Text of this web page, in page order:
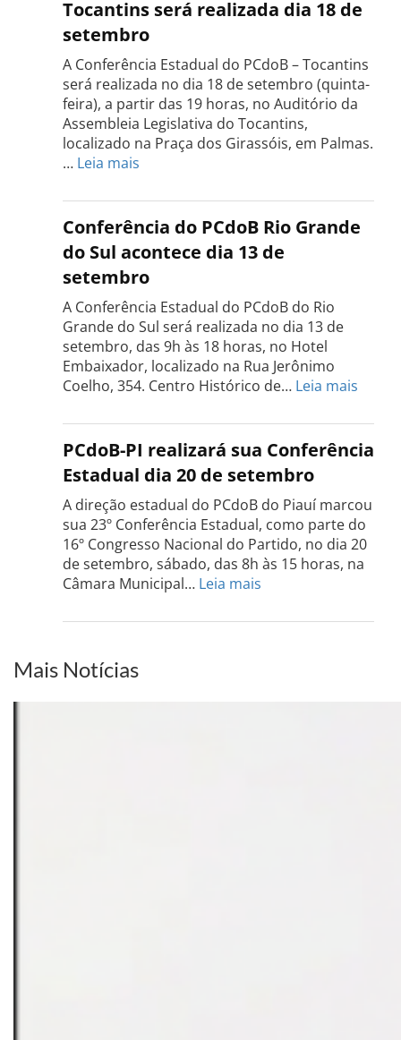
Tocantins será realizada dia 18 de
setembro
A Conferência Estadual do PCdoB – Tocantins
será realizada no dia 18 de setembro (quinta-
feira), a partir das 19 horas, no Auditório da
Assembleia Legislativa do Tocantins,
localizado na Praça dos Girassóis, em Palmas.
… Leia mais
Estadual
do
PCdoB
Tocantins
será
realizada
dia
18
de
setembro
Conferência do PCdoB Rio Grande
do Sul acontece dia 13 de
setembro
A Conferência Estadual do PCdoB do Rio
Grande do Sul será realizada no dia 13 de
setembro, das 9h às 18 horas, no Hotel
Embaixador, localizado na Rua Jerônimo
Coelho, 354. Centro Histórico de… Leia mais
do
PCdoB
Rio
do
Sul
dia
PCdoB-PI realizará sua Conferência
Estadual dia 20 de setembro
A direção estadual do PCdoB do Piauí marcou
sua 23º Conferência Estadual, como parte do
16º Congresso Nacional do Partido, no dia 20
de setembro, sábado, das 8h às 15 horas, na
Câmara Municipal… Leia mais
PI
Mais Notícias